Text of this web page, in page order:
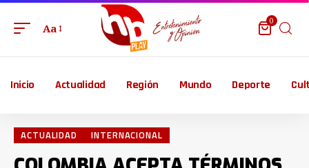
Aa
0
Inicio Actualidad Región Mundo Deporte
ACTUALIDAD INTERNACIONAL